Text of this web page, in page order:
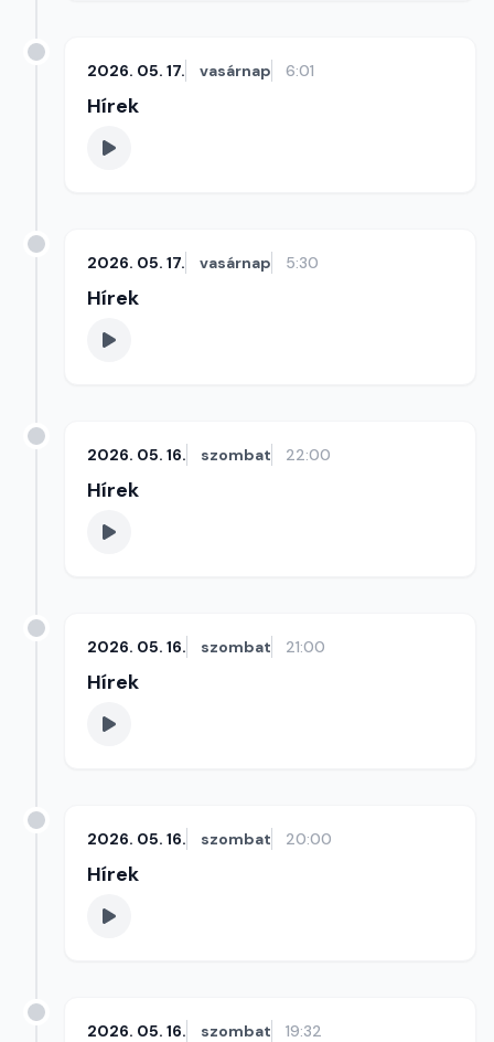
2026. 05. 17. vasárnap 6:01
Hírek
2026. 05. 17. vasárnap 5:30
Hírek
2026. 05. 16. szombat 22:00
Hírek
2026. 05. 16. szombat 21:00
Hírek
2026. 05. 16. szombat 20:00
Hírek
2026. 05. 16. szombat 19:32